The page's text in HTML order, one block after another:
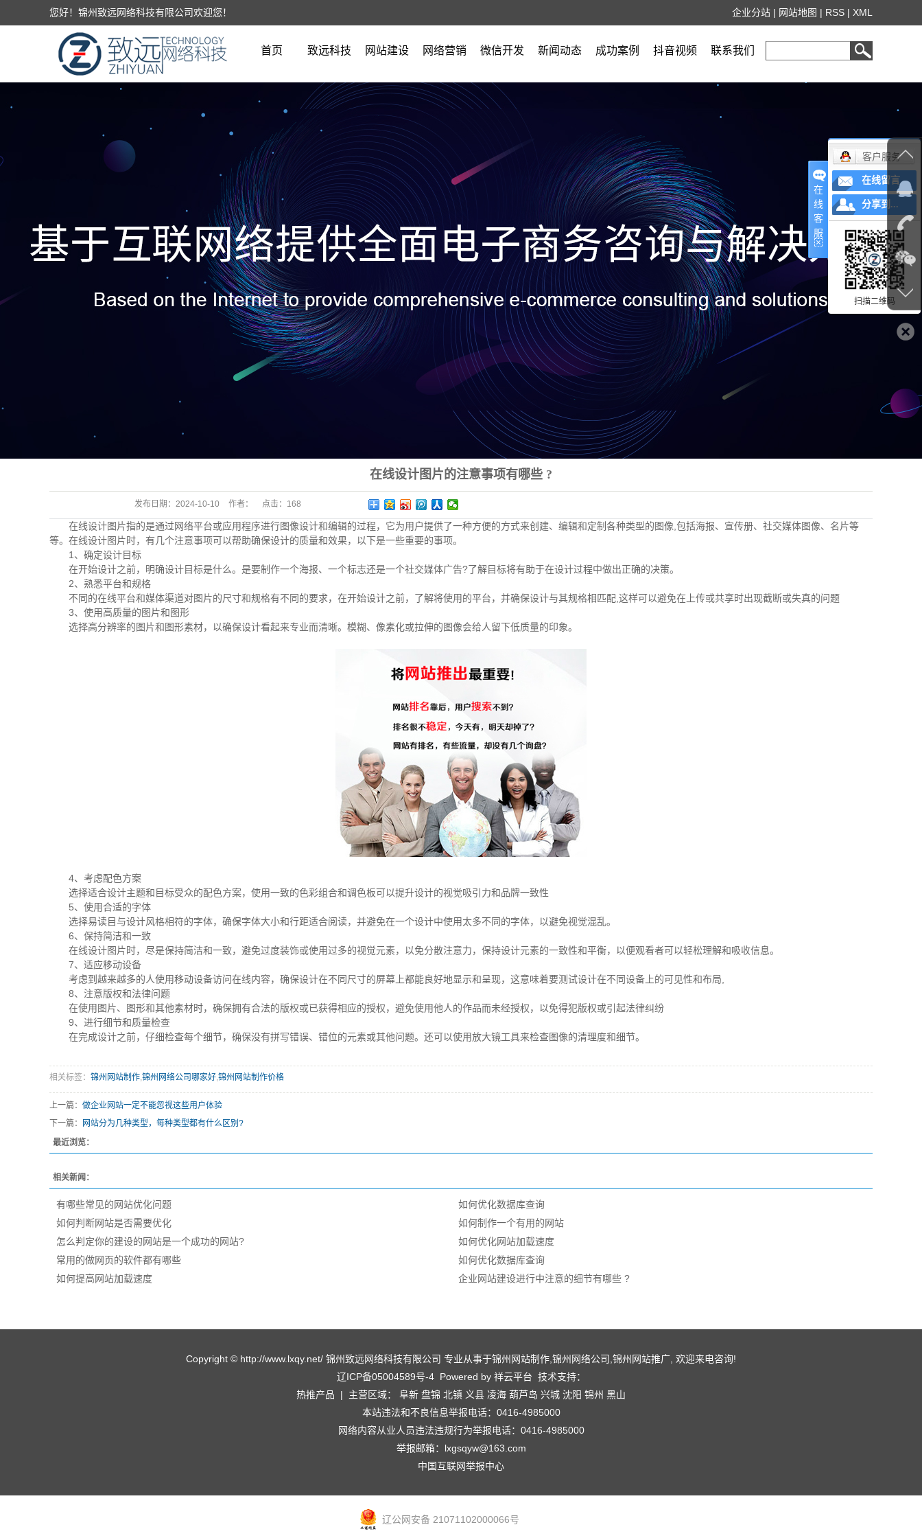
您好！锦州致远网络科技有限公司欢迎您！ 企业分站 | 网站地图 | RSS | XML
首页 致远科技
公司简介
营业执照
网站建设 网络营销 微信开发 新闻动态
公司新闻
成功案例 抖音视频 联系我们
在线设计图片的注意事项有哪些 ?
发布日期： 2024-10-10 作者： 点击： 168
在线设计图片指的是通过网络平台或应用程序进行图像设计和编辑的过程，它为用户提供了一种方便的方式来创建、编辑和定制各种类型的图像,包括海报、宣传册、社交媒体图像、名片等
等。在线设计图片时，有几个注意事项可以帮助确保设计的质量和效果，以下是一些重要的事项。
1、确定设计目标
在开始设计之前，明确设计目标是什么。是要制作一个海报、一个标志还是一个社交媒体广告?了解目标将有助于在设计过程中做出正确的决策。
2、熟悉平台和规格
不同的在线平台和媒体渠道对图片的尺寸和规格有不同的要求，在开始设计之前，了解将使用的平台，并确保设计与其规格相匹配,这样可以避免在上传或共享时出现截断或失真的问题
3、使用高质量的图片和图形
选择高分辨率的图片和图形素材，以确保设计看起来专业而清晰。模糊、像素化或拉伸的图像会给人留下低质量的印象。
4、考虑配色方案
选择适合设计主题和目标受众的配色方案，使用一致的色彩组合和调色板可以提升设计的视觉吸引力和品牌一致性
5、使用合适的字体
选择易读目与设计风格相符的字体，确保字体大小和行距适合阅读，并避免在一个设计中使用太多不同的字体，以避免视觉混乱。
6、保持简洁和一致
在线设计图片时，尽是保持简洁和一致，避免过度装饰或使用过多的视觉元素，以免分散注意力，保持设计元素的一致性和平衡，以便观看者可以轻松理解和吸收信息。
7、适应移动设备
考虑到越来越多的人使用移动设备访问在线内容，确保设计在不同尺寸的屏幕上都能良好地显示和呈现，这意味着要测试设计在不同设备上的可见性和布局,
8、注意版权和法律问题
在使用图片、图形和其他素材时，确保拥有合法的版权或已获得相应的授权，避免使用他人的作品而未经授权，以免得犯版权或引起法律纠纷
9、进行细节和质量检查
在完成设计之前，仔细检查每个细节，确保没有拼写错误、错位的元素或其他问题。还可以使用放大镜工具来检查图像的清理度和细节。
相关标签： 锦州网站制作,锦州网络公司哪家好,锦州网站制作价格
上一篇： 做企业网站一定不能忽视这些用户体验
下一篇：
网站分为几种类型，每种类型都有什么区别?
最近浏览：
相关新闻：
有哪些常见的网站优化问题
如何优化数据库查询
如何判断网站是否需要优化
如何制作一个有用的网站
怎么判定你的建设的网站是一个成功的网站?
如何优化网站加载速度
常用的做网页的软件都有哪些
如何优化数据库查询
如何提高网站加载速度
企业网站建设进行中注意的细节有哪些 ?
Copyright © http://www.lxqy.net/ 锦州致远网络科技有限公司 专业从事于锦州网站制作 锦州网络公司 锦州网站推广 , 欢迎来电咨询!
辽ICP备05004589号-4Powered by 祥云平台 技术支持：
热推产品 | 主营区域： 阜新 盘锦 北镇 义县 凌海 葫芦岛 兴城 沈阳 锦州 黑山
本站违法和不良信息举报电话：0416-4985000
网络内容从业人员违法违规行为举报电话：0416-4985000
举报邮箱：lxgsqyw@163.com
中国互联网举报中心
在
线
客
服
客户服务
在线留言
分享到...
扫描二维码
辽公网安备 21071102000066号